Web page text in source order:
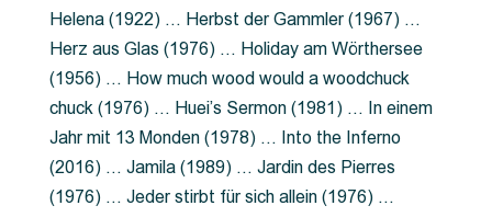
Helena (1922) … Herbst der Gammler (1967) …
Herz aus Glas (1976) … Holiday am Wörthersee
(1956) … How much wood would a woodchuck
chuck (1976) … Huei’s Sermon (1981) … In einem
Jahr mit 13 Monden (1978) … Into the Inferno
(2016) … Jamila (1989) … Jardin des Pierres
(1976) … Jeder stirbt für sich allein (1976) …